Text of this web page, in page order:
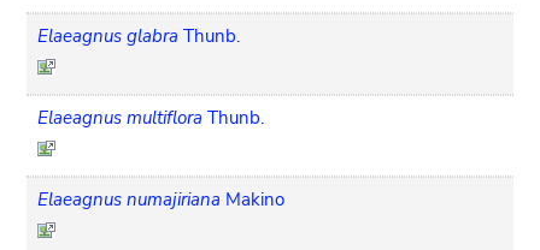
Elaeagnus glabra Thunb.
Elaeagnus multiflora Thunb.
Elaeagnus numajiriana Makino